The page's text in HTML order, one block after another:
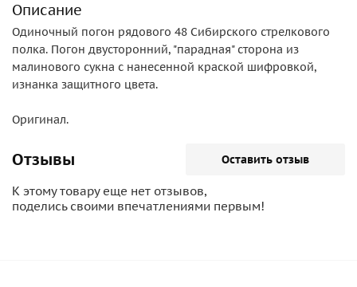
Описание
Одиночный погон рядового 48 Сибирского стрелкового
полка. Погон двусторонний, "парадная" сторона из
малинового сукна с нанесенной краской шифровкой,
изнанка защитного цвета.
Оригинал.
Отзывы Оставить отзыв
К этому товару еще нет отзывов,
поделись своими впечатлениями первым!